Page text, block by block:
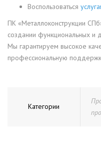
Воспользоваться
ПК «Металлоконструкции
создании функциональных и
Мы гарантируем высокое
профессиональную
Категории